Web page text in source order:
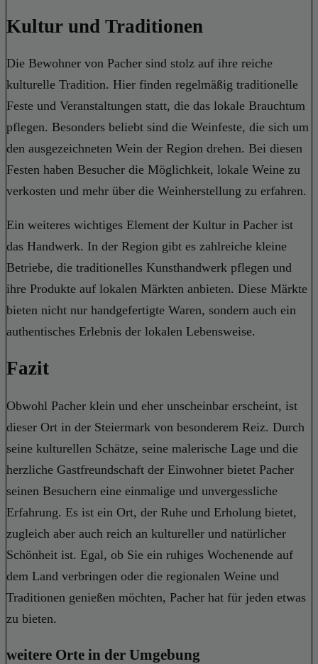
Kultur und Traditionen
Die Bewohner von Pacher sind stolz auf ihre reiche
kulturelle Tradition. Hier finden regelmäßig traditionelle
Feste und Veranstaltungen statt, die das lokale Brauchtum
pflegen. Besonders beliebt sind die Weinfeste, die sich um
den ausgezeichneten Wein der Region drehen. Bei diesen
Festen haben Besucher die Möglichkeit, lokale Weine zu
verkosten und mehr über die Weinherstellung zu erfahren.
Ein weiteres wichtiges Element der Kultur in Pacher ist
das Handwerk. In der Region gibt es zahlreiche kleine
Betriebe, die traditionelles Kunsthandwerk pflegen und
ihre Produkte auf lokalen Märkten anbieten. Diese Märkte
bieten nicht nur handgefertigte Waren, sondern auch ein
authentisches Erlebnis der lokalen Lebensweise.
Fazit
Obwohl Pacher klein und eher unscheinbar erscheint, ist
dieser Ort in der Steiermark von besonderem Reiz. Durch
seine kulturellen Schätze, seine malerische Lage und die
herzliche Gastfreundschaft der Einwohner bietet Pacher
seinen Besuchern eine einmalige und unvergessliche
Erfahrung. Es ist ein Ort, der Ruhe und Erholung bietet,
zugleich aber auch reich an kultureller und natürlicher
Schönheit ist. Egal, ob Sie ein ruhiges Wochenende auf
dem Land verbringen oder die regionalen Weine und
Traditionen genießen möchten, Pacher hat für jeden etwas
zu bieten.
weitere Orte in der Umgebung